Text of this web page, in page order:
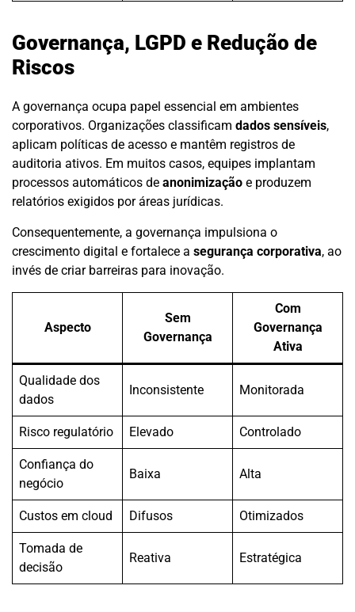
Governança, LGPD e Redução de
Riscos
A governança ocupa papel essencial em ambientes
corporativos. Organizações classificam dados sensíveis,
aplicam políticas de acesso e mantêm registros de
auditoria ativos. Em muitos casos, equipes implantam
processos automáticos de anonimização e produzem
relatórios exigidos por áreas jurídicas.
Consequentemente, a governança impulsiona o
crescimento digital e fortalece a segurança corporativa, ao
invés de criar barreiras para inovação.
Aspecto
Sem
Governança
Com
Governança
Ativa
Qualidade dos
dados
Inconsistente Monitorada
Risco regulatório Elevado Controlado
Confiança do
negócio
Baixa Alta
Custos em cloud Difusos Otimizados
Tomada de
decisão
Reativa Estratégica